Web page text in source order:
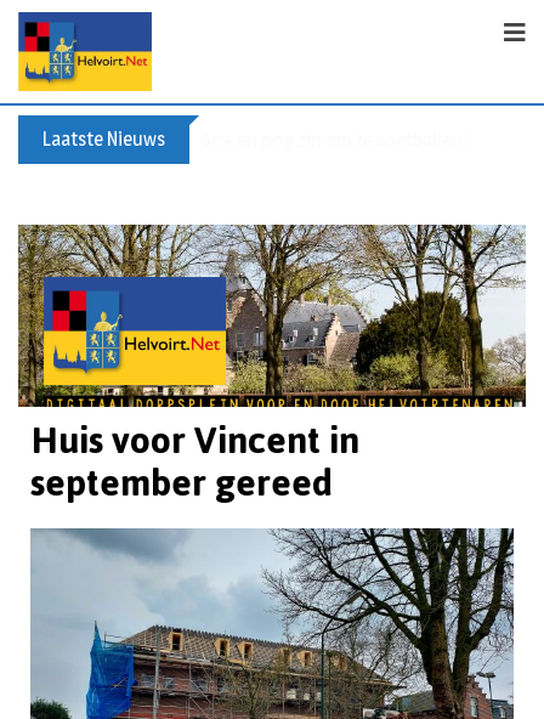
Laatste Nieuws
Huis voor Vincent in
september gereed